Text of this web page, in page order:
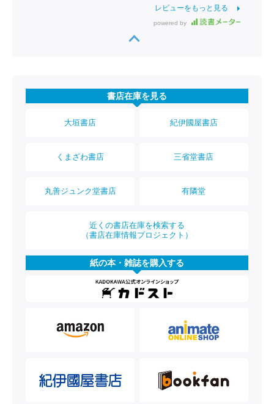
レビューをもっと見る
powered by
書店在庫を見る
大垣書店 紀伊國屋書店
くまざわ書店 三省堂書店
丸善ジュンク堂書店 有隣堂
近くの書店在庫を検索する
（書店在庫情報プロジェクト）
紙の本・雑誌を購入する